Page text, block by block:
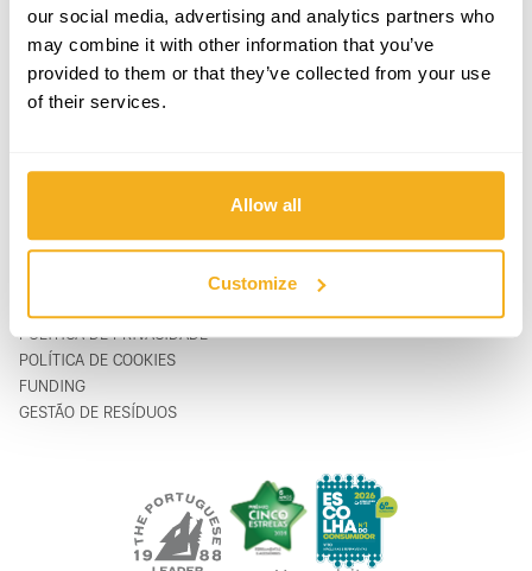
our social media, advertising and analytics partners who
may combine it with other information that you’ve
provided to them or that they’ve collected from your use
of their services.
Allow all
Customize
PRODUTOS
APOIO & SERVIÇO
SOBRE
CATÁLOGOS
FAQ
CONTACTOS
FORMULÁRIO DE CONTACTO
POLÍTICA DE PRIVACIDADE
POLÍTICA DE COOKIES
FUNDING
GESTÃO DE RESÍDUOS